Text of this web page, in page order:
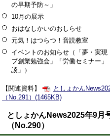
の早期予防～」
10月の展示
おはなしかいのおしらせ
元気！はつらつ！音読教室
イベントのお知らせ（「夢・実現
プ創業勉強会」「労働セミナー」
談」）
【関連資料】
としょかん
（No.291）(1465KB)
としょかんNews2025年9月
（No.290）